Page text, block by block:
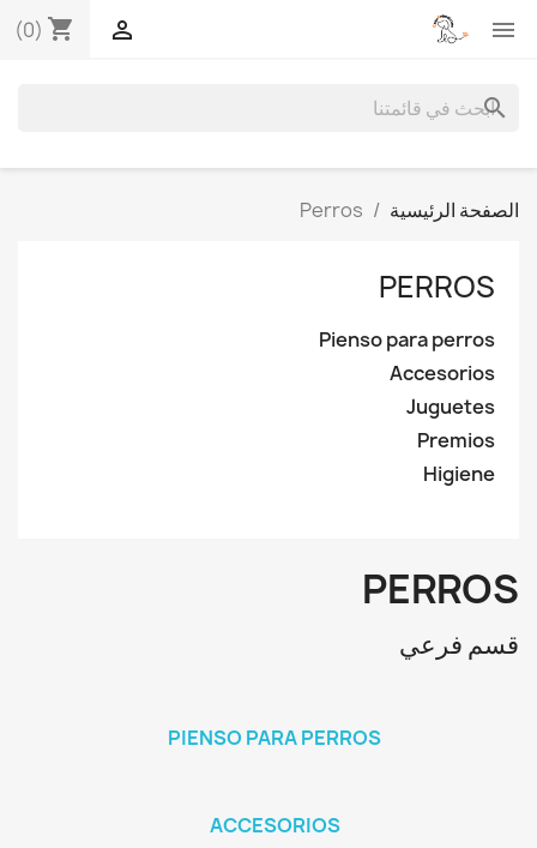

shopping_cart
(0) 
search
الصفحة الرئيسية Perros
PERROS
Pienso para perros
Accesorios
Juguetes
Premios
Higiene
PERROS
قسم فرعي
PIENSO PARA PERROS
ACCESORIOS